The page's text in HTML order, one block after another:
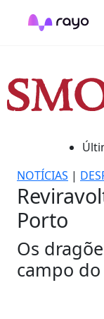
NOTÍCIAS |
Porto
Os
campo